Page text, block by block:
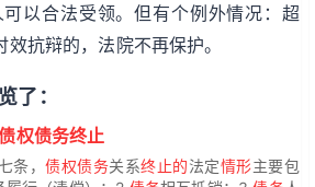
以合法受领。但有个例外情况：超
抗辩的，法院不再保护。
了：
权债务终止
条，债权债务关系终止的法定情形主要包